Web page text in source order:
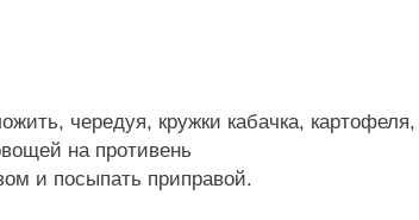
чередуя, кружки кабачка,
на противень
и посыпать приправой.